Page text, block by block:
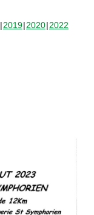
2019 2020 2022